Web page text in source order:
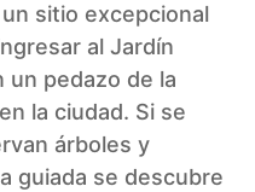
sitio excepcional
al Jardín
un pedazo de la
la ciudad. Si se
árboles y
guiada se descubre